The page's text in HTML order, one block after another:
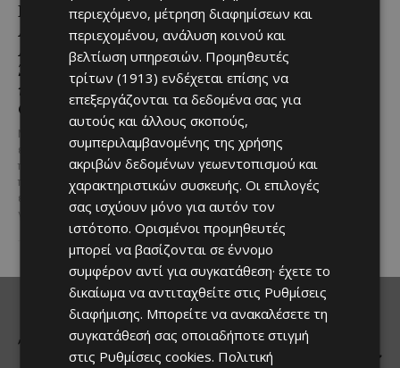
Παραλιακή Ζώνη
Αλαμινού με
Αδειοδοτημένη
Ξενοδοχειακή Ανάπτυξη
και Πανοραμική Θέα της
Θάλασσας
Μια εξαιρετικά σπάνια
επενδυτική ευκαιρία
παρουσιάζεται στην παραλιακή
περιοχή του Αλαμινού, στην
επαρχία Λάρνακας. Πρόκειται
για τρία συνεχόμενα...
Υπηρεσιών Κοινωνικής
Ευημερίας
Το έργο υλοποιείται στο πλαίσιο
του Προγράμματος Πολιτικής
Συνοχής «ΘΑΛΕΙΑ2021-2027», με
τη συγχρηματοδότησης της ΕΕ
Σε μία από τις...
περιεχόμενο, μέτρηση διαφημίσεων και
περιεχομένου, ανάλυση κοινού και
βελτίωση υπηρεσιών. Προμηθευτές
τρίτων (1913) ενδέχεται επίσης να
επεξεργάζονται τα δεδομένα σας για
αυτούς και άλλους σκοπούς,
συμπεριλαμβανομένης της χρήσης
ακριβών δεδομένων γεωεντοπισμού και
χαρακτηριστικών συσκευής. Οι επιλογές
σας ισχύουν μόνο για αυτόν τον
ιστότοπο. Ορισμένοι προμηθευτές
μπορεί να βασίζονται σε έννομο
συμφέρον αντί για συγκατάθεση· έχετε το
δικαίωμα να αντιταχθείτε στις Ρυθμίσεις
διαφήμισης. Μπορείτε να ανακαλέσετε τη
συγκατάθεσή σας οποιαδήποτε στιγμή
στις Ρυθμίσεις cookies. Πολιτική